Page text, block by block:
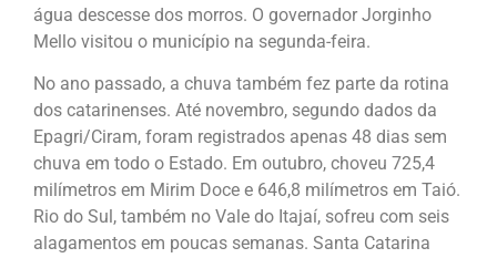
água descesse dos morros. O governador Jorginho
Mello visitou o município na segunda-feira.
No ano passado, a chuva também fez parte da rotina
dos catarinenses. Até novembro, segundo dados da
Epagri/Ciram, foram registrados apenas 48 dias sem
chuva em todo o Estado. Em outubro, choveu 725,4
milímetros em Mirim Doce e 646,8 milímetros em Taió.
Rio do Sul, também no Vale do Itajaí, sofreu com seis
alagamentos em poucas semanas. Santa Catarina